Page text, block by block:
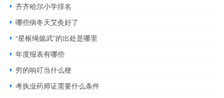
齐齐哈尔小学排名
哪些病冬天艾灸好了
“星枢绳懿武”的出处是哪里
年度报表有哪些
穷的响叮当什么梗
考执业药师证需要什么条件